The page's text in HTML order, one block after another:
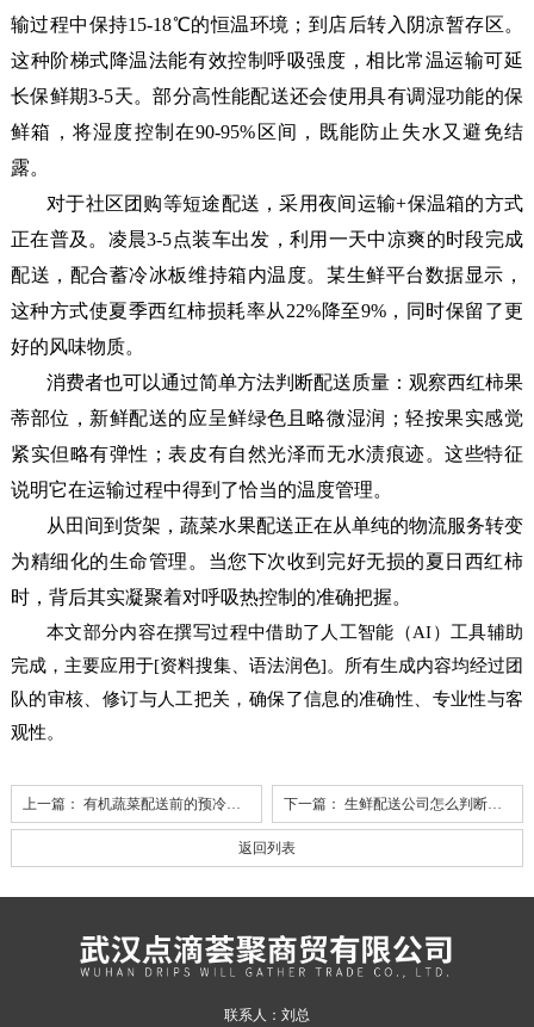
输过程中保持15-18℃的恒温环境；到店后转入阴凉暂存区。
这种阶梯式降温法能有效控制呼吸强度，相比常温运输可延
长保鲜期3-5天。部分高性能配送还会使用具有调湿功能的保
鲜箱，将湿度控制在90-95%区间，既能防止失水又避免结
露。
对于社区团购等短途配送，采用夜间运输+保温箱的方式
正在普及。凌晨3-5点装车出发，利用一天中凉爽的时段完成
配送，配合蓄冷冰板维持箱内温度。某生鲜平台数据显示，
这种方式使夏季西红柿损耗率从22%降至9%，同时保留了更
好的风味物质。
消费者也可以通过简单方法判断配送质量：观察西红柿果
蒂部位，新鲜配送的应呈鲜绿色且略微湿润；轻按果实感觉
紧实但略有弹性；表皮有自然光泽而无水渍痕迹。这些特征
说明它在运输过程中得到了恰当的温度管理。
从田间到货架，蔬菜水果配送正在从单纯的物流服务转变
为精细化的生命管理。当您下次收到完好无损的夏日西红柿
时，背后其实凝聚着对呼吸热控制的准确把握。
本文部分内容在撰写过程中借助了人工智能（AI）工具辅助
完成，主要应用于[资料搜集、语法润色]。所有生成内容均经过团
队的审核、修订与人工把关，确保了信息的准确性、专业性与客
观性。
上一篇： 有机蔬菜配送前的预冷处理，对维生素C保留率的影响 下一篇： 生鲜配送公司怎么判断报价是否"低得真实"？
返回列表
联系人：刘总